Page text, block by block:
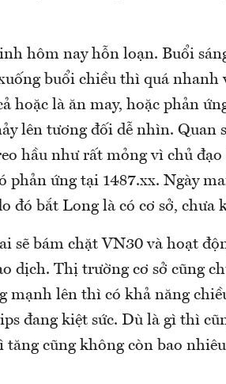
hôm nay hỗn loạn. Buổi
buổi chiều thì quá nhanh
hoặc là ăn may, hoặc phản
lên tương đối dễ nhìn. Quan
hầu như rất mỏng vì chủ
phản ứng tại 1487.xx. Ngày
đó bắt Long là có cơ sở, chưa
sẽ bám chặt VN30 và hoạt
dịch. Thị trường cơ sở cũng
mạnh lên thì có khả năng
đang kiệt sức. Dù là gì thì
tăng cũng không còn bao